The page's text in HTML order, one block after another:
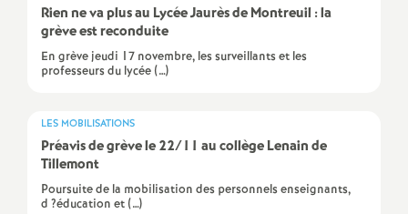
e
g
n
Rien ne va plus au Lycée Jaurès de Montreuil : la
grève est reconduite
En grève jeudi 17 novembre, les surveillants et les
professeurs du lycée (…)
LES MOBILISATIONS
Préavis de grève le 22/11 au collège Lenain de
Tillemont
Poursuite de la mobilisation des personnels enseignants,
d ?éducation et (…)